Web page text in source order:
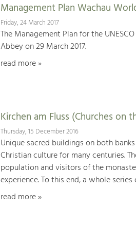
Management Plan Wachau
Friday, 24 March 2017
The Management Plan for the
Abbey on 29 March 2017.
read more »
Kirchen am Fluss (Churches on
Thursday, 15 December 2016
Unique sacred buildings on both
Christian culture for many centuries.
population and visitors of the
experience. To this end, a whole
read more »